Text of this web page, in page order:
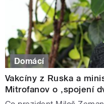
Domácí
Vakcíny z Ruska a
Mitrofanov o ‚spojení